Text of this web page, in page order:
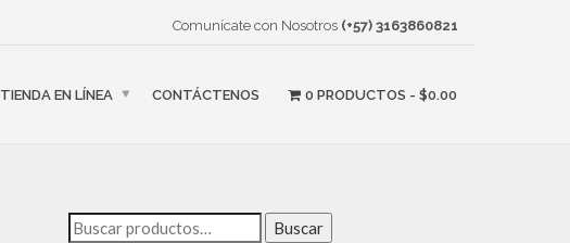
Comunícate con Nosotros (+57) 3163860821
TIENDA EN LÍNEA CONTÁCTENOS 0 PRODUCTOS $0.00
Buscar